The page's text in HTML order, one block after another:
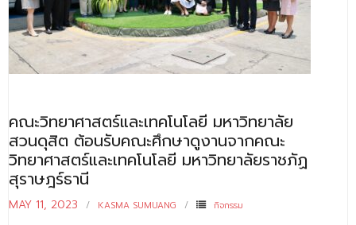
คณะวิทยาศาสตร์และเทคโนโลยี มหาวิทยาลัย
สวนดุสิต ต้อนรับคณะศึกษาดูงานจากคณะ
วิทยาศาสตร์และเทคโนโลยี มหาวิทยาลัยราชภัฏ
สุราษฎร์ธานี
MAY 11, 2023 KASMA SUMUANG กิจกรรม